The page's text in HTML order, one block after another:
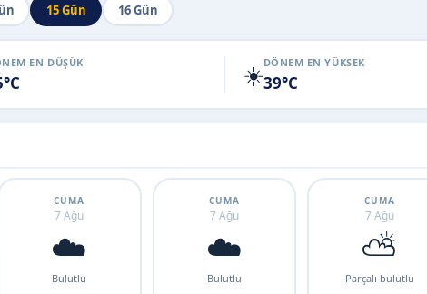
15 Gün 16 Gün
EN DÜŞÜK ☀️DÖNEM EN YÜKSEK
39°C
CUMA
7 Ağu
☁️
Bulutlu
CUMA
7 Ağu
☁️
Bulutlu
CUMA
7 Ağu
⛅
Parçalı bulutlu